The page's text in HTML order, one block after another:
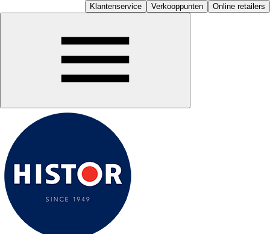
Klantenservice Verkooppunten Online retailers